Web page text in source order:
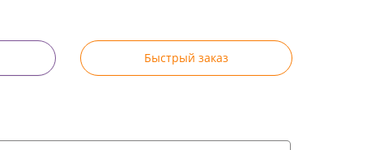
Быстрый заказ